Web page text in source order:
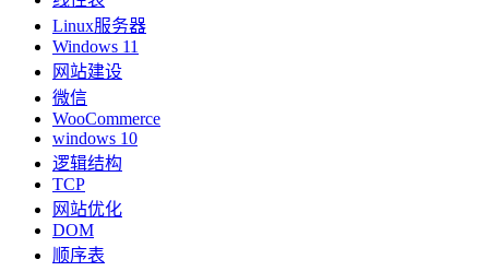
Linux服务器
Windows 11
网站建设
微信
WooCommerce
windows 10
逻辑结构
TCP
网站优化
DOM
顺序表